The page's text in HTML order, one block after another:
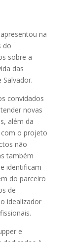
na
do
sobre a
das
Salvador.
convidados
novas
além da
com o projeto
não
também
identificam
do parceiro
de
idealizador
e